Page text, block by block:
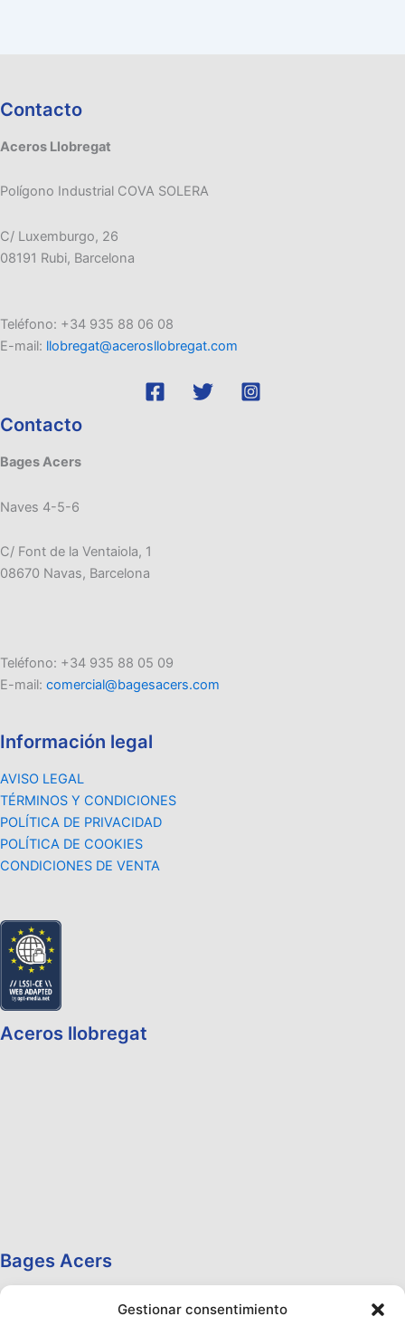
Gestionar consentimiento
Contacto
Aceros Llobregat
Polígono Industrial COVA SOLERA
C/ Luxemburgo, 26
08191 Rubi, Barcelona
Teléfono: +34 935 88 06 08
E-mail: llobregat@acerosllobregat.com
Contacto
Bages Acers
Naves 4-5-6
C/ Font de la Ventaiola, 1
08670 Navas, Barcelona
Teléfono: +34 935 88 05 09
E-mail: comercial@bagesacers.com
Información legal
AVISO LEGAL
TÉRMINOS Y CONDICIONES
POLÍTICA DE PRIVACIDAD
POLÍTICA DE COOKIES
CONDICIONES DE VENTA
Aceros llobregat
Bages Acers